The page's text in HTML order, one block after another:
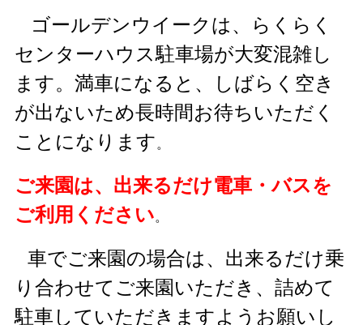
ゴールデンウイークは、らくらく
センターハウス駐車場が大変混雑し
ます。満車になると、しばらく空き
が出ないため長時間お待ちいただく
ことになります 。
ご来園は、出来るだけ電車・バスを
ご利用ください。
車でご来園の場合は、出来るだけ乗
り合わせてご来園いただき、詰めて
駐車していただきますようお願いし